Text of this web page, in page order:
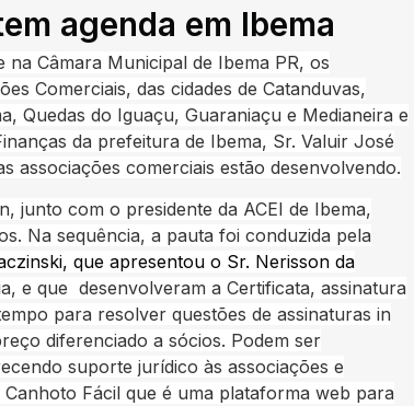
agenda em Ibema
Câmara Municipal de Ibema PR, os
Comerciais, das cidades de Catanduvas,
Quedas do Iguaçu, Guaraniaçu e Medianeira e
da prefeitura de Ibema, Sr. Valuir José
associações comerciais estão desenvolvendo.
junto com o presidente da ACEI de Ibema,
Na sequência, a pauta foi conduzida pela
que apresentou o Sr. Nerisson da
e que desenvolveram a Certificata, assinatura
para resolver questões de assinaturas in
diferenciado a sócios. Podem ser
suporte jurídico às associações e
Fácil que é uma plataforma web para